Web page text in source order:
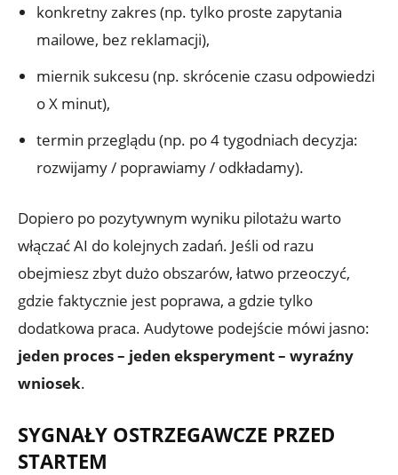
konkretny zakres (np. tylko proste zapytania
mailowe, bez reklamacji),
miernik sukcesu (np. skrócenie czasu odpowiedzi
o X minut),
termin przeglądu (np. po 4 tygodniach decyzja:
rozwijamy / poprawiamy / odkładamy).
Dopiero po pozytywnym wyniku pilotażu warto
włączać AI do kolejnych zadań. Jeśli od razu
obejmiesz zbyt dużo obszarów, łatwo przeoczyć,
gdzie faktycznie jest poprawa, a gdzie tylko
dodatkowa praca. Audytowe podejście mówi jasno:
jeden proces – jeden eksperyment – wyraźny
wniosek.
SYGNAŁY OSTRZEGAWCZE PRZED
STARTEM